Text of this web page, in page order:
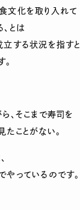
文化を取り入れて
とは
立する状況を指すと
、そこまで寿司を
ことがない。
やっているのです。